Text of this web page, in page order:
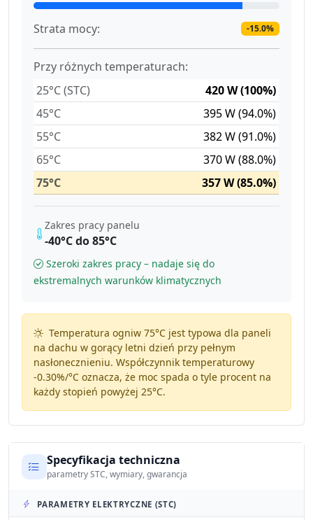
Strata mocy: -15.0%
Przy różnych temperaturach:
25°C (STC)
420 W (100%)
45°C
395 W (94.0%)
55°C
382 W (91.0%)
65°C
370 W (88.0%)
75°C
357 W (85.0%)
Zakres pracy panelu
-40°C do 85°C
Szeroki zakres pracy – nadaje się do
ekstremalnych warunków klimatycznych
Temperatura ogniw 75°C jest typowa dla paneli
na dachu w gorący letni dzień przy pełnym
nasłonecznieniu. Współczynnik temperaturowy
-0.30%/°Coznacza, że moc spada o tyle procent na
każdy stopień powyżej 25°C.
Specyfikacja techniczna
parametry STC, wymiary, gwarancja
PARAMETRY ELEKTRYCZNE (STC)